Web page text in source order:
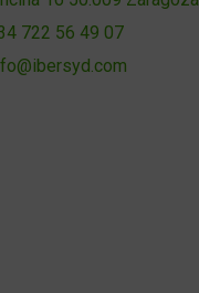
722 56 49 07